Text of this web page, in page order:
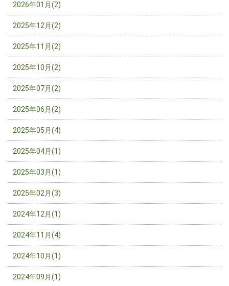
2026年01月(2)
2025年12月(2)
2025年11月(2)
2025年10月(2)
2025年07月(2)
2025年06月(2)
2025年05月(4)
2025年04月(1)
2025年03月(1)
2025年02月(3)
2024年12月(1)
2024年11月(4)
2024年10月(1)
2024年09月(1)